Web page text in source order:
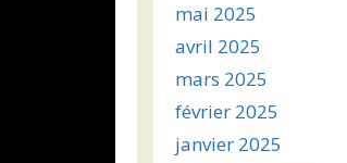
mai 2025
avril 2025
mars 2025
février 2025
janvier 2025